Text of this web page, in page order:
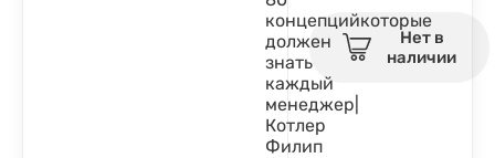
концепцийкоторые
должен
знать
каждый
менеджер|
Котлер
Филип
Нет в
наличии